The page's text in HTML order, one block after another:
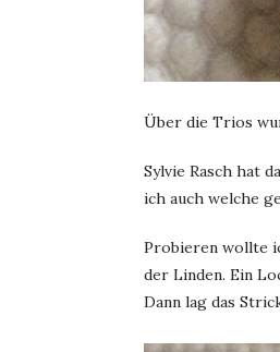
Über die Trios
Sylvie Rasch hat
ich auch welche
Probieren wollte
der Linden. Ein
Dann lag das